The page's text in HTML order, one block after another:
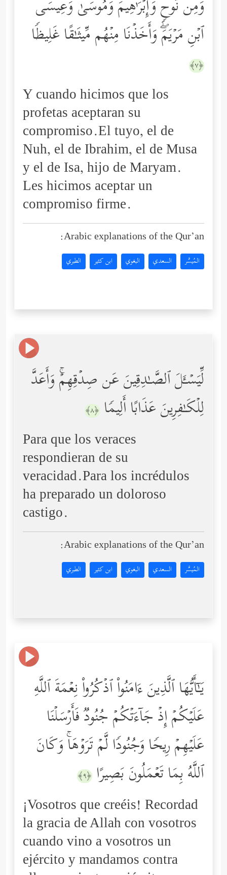
وَمِن نُّوحࣲ وَإِبۡرَ ٰ⁠هِیمَ وَمُوسَىٰ وَعِیسَى
ٱبۡنِ مَرۡیَمَۖ وَأَخَذۡنَا مِنۡهُم مِّیثَـٰقًا غَلِیظࣰا
﴿٧﴾
Y cuando hicimos que los
profetas aceptaran su
compromiso.El tuyo, el de
Nuh, el de Ibrahim, el de Musa
y el de Isa, hijo de Maryam.
Les hicimos aceptar un
compromiso firme.
Arabic explanations of the Qur’an:
المُيسَّر السعدي البغوي ابن كثير الطبري
لِّیَسۡـَٔلَ ٱلصَّـٰدِقِینَ عَن صِدۡقِهِمۡۚ وَأَعَدَّ
لِلۡكَـٰفِرِینَ عَذَابًا أَلِیمࣰا ﴿٨﴾
Para que los veraces
respondieran de su
veracidad.Para los incrédulos
ha preparado un doloroso
castigo.
Arabic explanations of the Qur’an:
المُيسَّر السعدي البغوي ابن كثير الطبري
یَـٰۤأَیُّهَا ٱلَّذِینَ ءَامَنُواْ ٱذۡكُرُواْ نِعۡمَةَ ٱللَّهِ
عَلَیۡكُمۡ إِذۡ جَاۤءَتۡكُمۡ جُنُودࣱ فَأَرۡسَلۡنَا
عَلَیۡهِمۡ رِیحࣰا وَجُنُودࣰا لَّمۡ تَرَوۡهَاۚ وَكَانَ
ٱللَّهُ بِمَا تَعۡمَلُونَ بَصِیرًا ﴿٩﴾
¡Vosotros que creéis! Recordad
la gracia de Allah con vosotros
cuando vino a vosotros un
ejército y mandamos contra